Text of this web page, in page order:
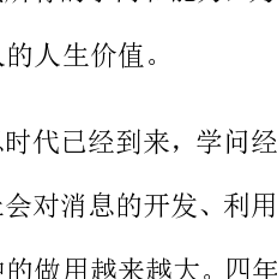
我深知：一个合格的人才，应该是专业学问与实践经验齐备，博与
有了较强的消息系统的分析与设想能力，管理学和经济学两大门类学问